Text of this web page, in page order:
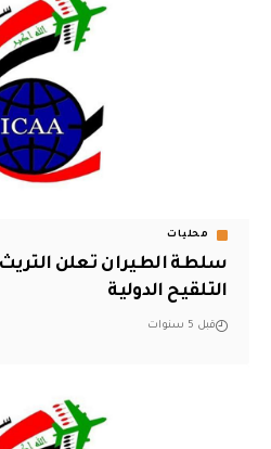
محليات
سلطة الطيران تعلن
التلقيح الدولية
قبل 5 سنوات